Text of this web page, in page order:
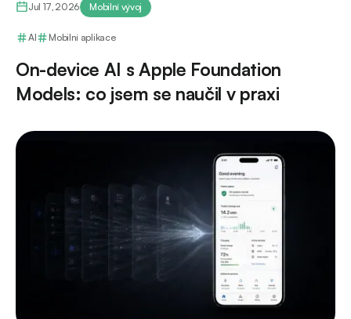
Jul 17, 2026 Mobilní vývoj
AI Mobilní aplikace
On-device AI s Apple Foundation
Models: co jsem se naučil v praxi